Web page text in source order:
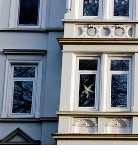
verlag
verlag
veranstaltungen
shop
fragen & hilfe
unterstützen
abo
genossenschaft